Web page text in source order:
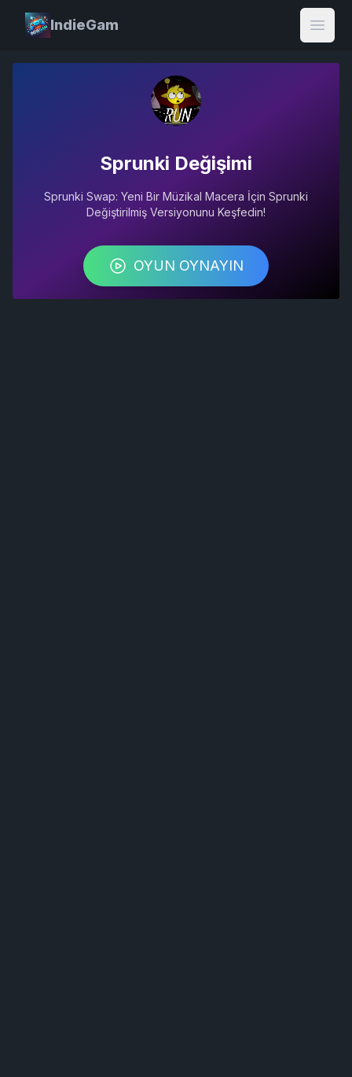
IndieGam
Open
Sprunki Değişimi
Sprunki Swap: Yeni Bir Müzikal Macera İçin Sprunki
Değiştirilmiş Versiyonunu Keşfedin!
OYUN OYNAYIN